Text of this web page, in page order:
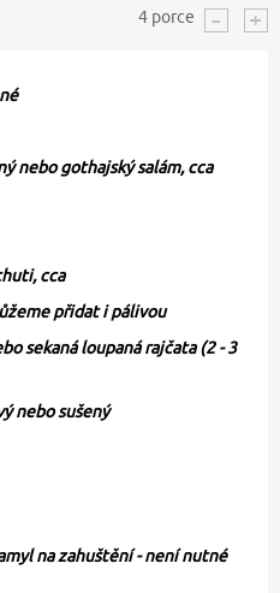
4 porce
nebo gothajský salám, cca
cca
přidat i pálivou
sekaná loupaná rajčata (2 - 3
nebo sušený
na zahuštění - není nutné